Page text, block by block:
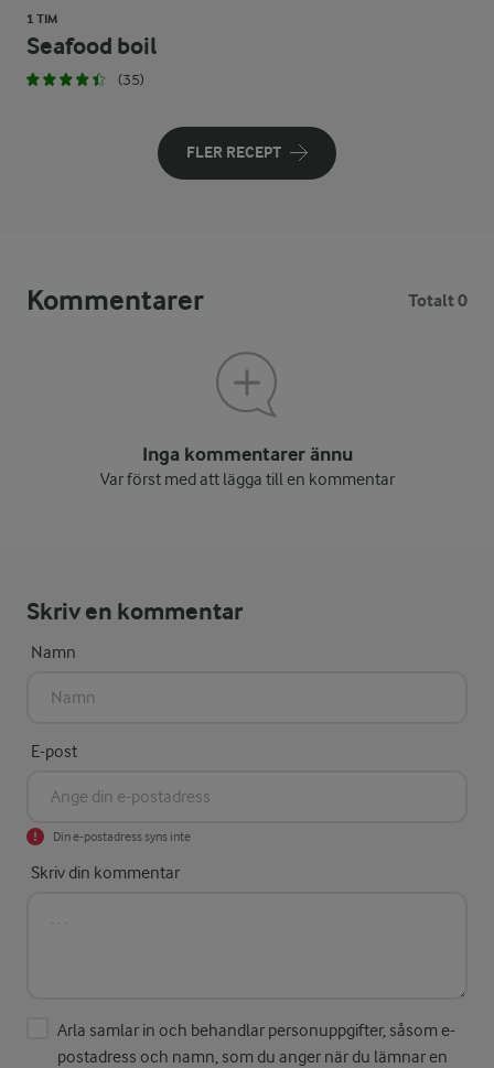
1 TIM
Seafood boil
(35)
FLER RECEPT
Kommentarer Totalt 0
Inga kommentarer ännu
Var först med att lägga till en kommentar
Skriv en kommentar
Namn
E-post
Din e-postadress syns inte
Skriv din kommentar
Arla samlar in och behandlar personuppgifter, såsom e-
postadress och namn, som du anger när du lämnar en